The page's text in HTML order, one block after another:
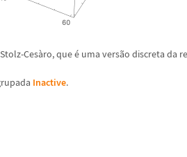
Cesàro, queé uma versão discreta da
Inactive.